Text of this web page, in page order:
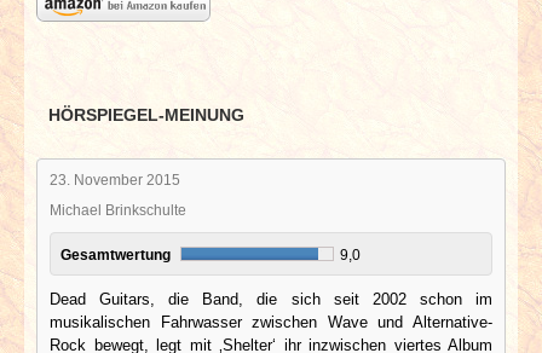
HÖRSPIEGEL-MEINUNG
23. November 2015
Michael Brinkschulte
Gesamtwertung 9,0
Dead Guitars, die Band, die sich seit 2002 schon im
musikalischen Fahrwasser zwischen Wave und Alternative-
Rock bewegt, legt mit ‚Shelter‘ ihr inzwischen viertes Album